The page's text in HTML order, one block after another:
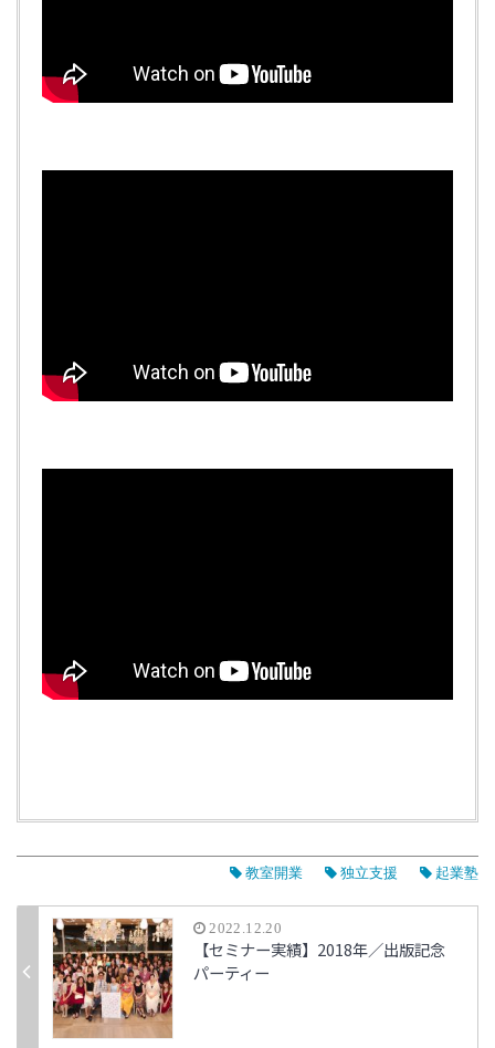
教室開業 独立支援 起業塾
2022.12.20
【セミナー実績】2018年／出版記念
パーティー